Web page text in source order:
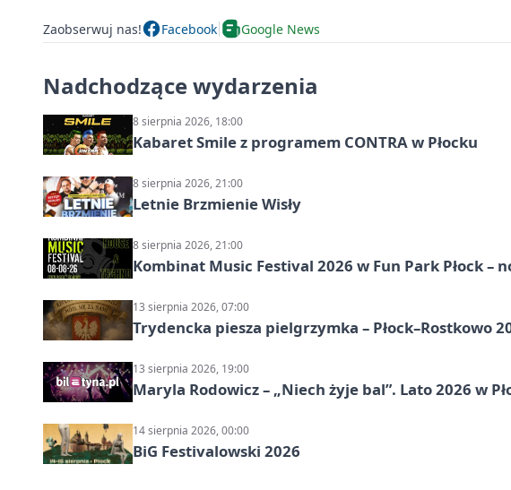
Zaobserwuj nas! Facebook Google News
Nadchodzące wydarzenia
8 sierpnia 2026, 18:00
Kabaret Smile z programem CONTRA w Płocku
8 sierpnia 2026, 21:00
Letnie Brzmienie Wisły
8 sierpnia 2026, 21:00
Kombinat Music Festival 2026 w Fun Park Płock –
13 sierpnia 2026, 07:00
Trydencka piesza pielgrzymka – Płock–Rostkowo
13 sierpnia 2026, 19:00
Maryla Rodowicz – „Niech żyje bal”. Lato 2026 w
14 sierpnia 2026, 00:00
BiG Festivalowski 2026